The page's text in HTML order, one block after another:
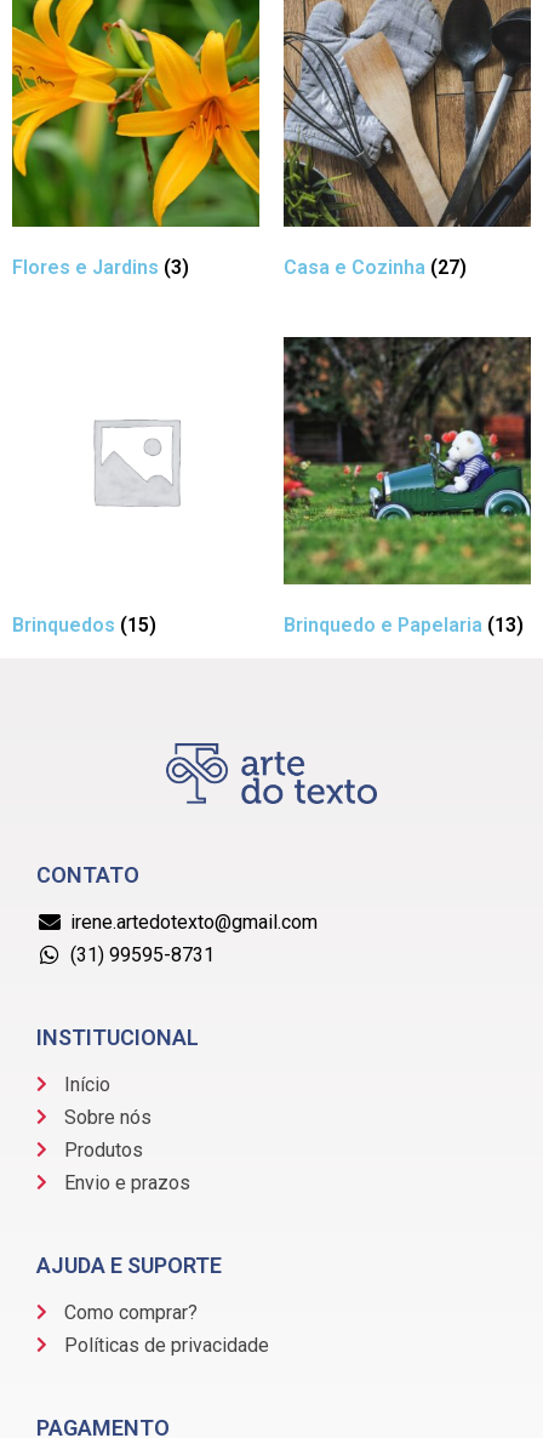
Flores e Jardins (3) Casa e Cozinha (27)
Brinquedos (15) Brinquedo e Papelaria (13)
CONTATO
irene.artedotexto@gmail.com
(31) 99595-8731
INSTITUCIONAL
Início
Sobre nós
Produtos
Envio e prazos
AJUDA E SUPORTE
Como comprar?
Políticas de privacidade
PAGAMENTO